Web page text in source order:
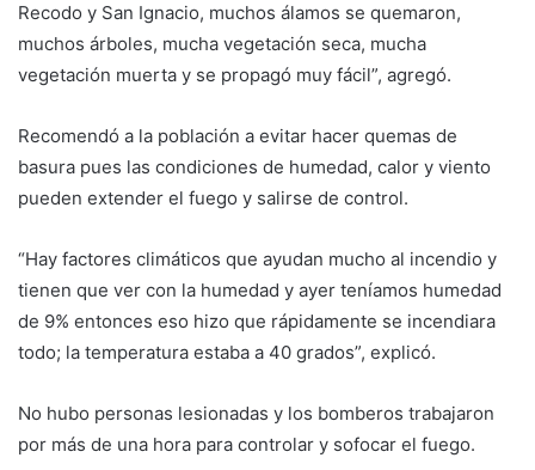
Recodo y San Ignacio, muchos álamos se quemaron,
muchos árboles, mucha vegetación seca, mucha
vegetación muerta y se propagó muy fácil”, agregó.
Recomendó a la población a evitar hacer quemas de
basura pues las condiciones de humedad, calor y viento
pueden extender el fuego y salirse de control.
“Hay factores climáticos que ayudan mucho al incendio y
tienen que ver con la humedad y ayer teníamos humedad
de 9% entonces eso hizo que rápidamente se incendiara
todo; la temperatura estaba a 40 grados”, explicó.
No hubo personas lesionadas y los bomberos trabajaron
por más de una hora para controlar y sofocar el fuego.